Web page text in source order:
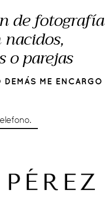
de fotografía
o parejas
ME ENCARGO